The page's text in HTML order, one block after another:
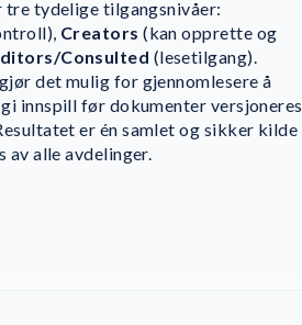
tydelige tilgangsnivåer:
Creators (kan opprette og
Consulted (lesetilgang).
det mulig for gjennomlesere å
innspill før dokumenter versjoneres
er én samlet og sikker kilde
av alle avdelinger.